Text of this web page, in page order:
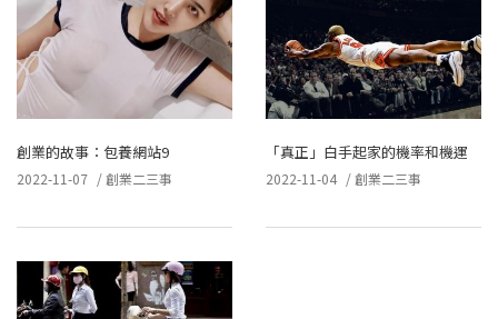
創業的故事：包養網站9
2022-11-07 /創業二三事
「真正」白手起家的機率和機運
2022-11-04 /創業二三事